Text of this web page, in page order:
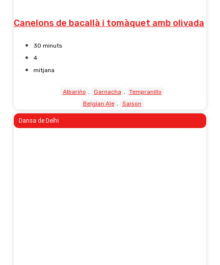
Canelons de bacallà i tomàquet amb olivada
30 minuts
4
mitjana
Albariño Garnacha
Tempranillo
Belgian Ale
Saison
Dansa de Delhi